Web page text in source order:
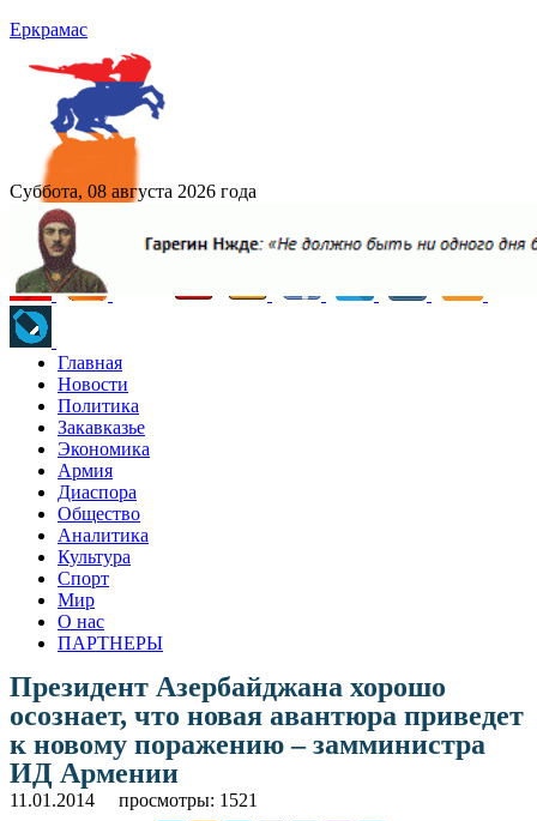
Еркрамас
Суббота, 08 августа 2026 года
Главная
Новости
Политика
Закавказье
Экономика
Армия
Диаспора
Общество
Аналитика
Культура
Спорт
Мир
О нас
ПАРТНЕРЫ
Президент Азербайджана хорошо
осознает, что новая авантюра приведет
к новому поражению – замминистра
ИД Армении
11.01.2014 просмотры: 1521